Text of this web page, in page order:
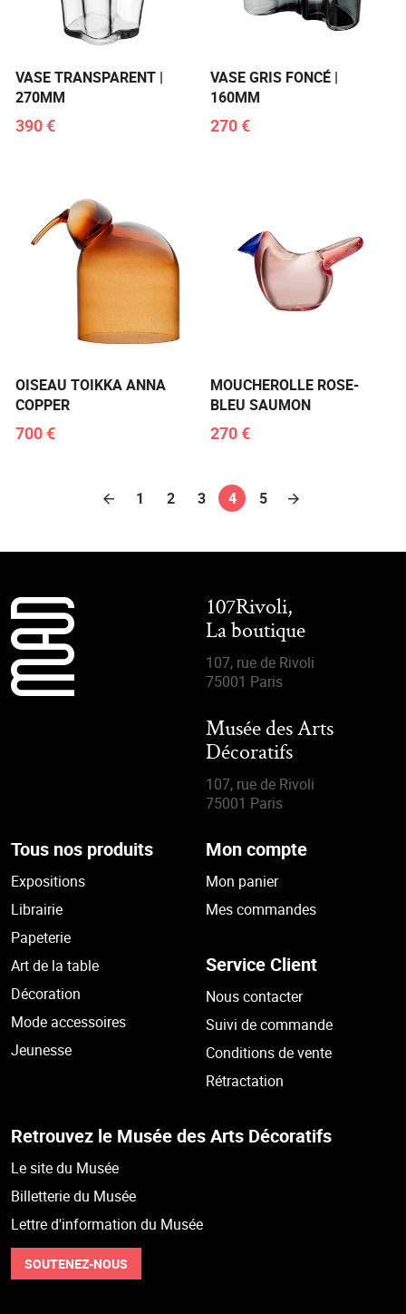
VASE TRANSPARENT |
270MM
390 €
VASE GRIS FONCÉ |
160MM
270 €
OISEAU TOIKKA ANNA
COPPER
700 €
MOUCHEROLLE ROSE-
BLEU SAUMON
270 €
1 2 3 4 5
107Rivoli,
La boutique
107, rue de Rivoli
75001 Paris
Musée des Arts
Décoratifs
107, rue de Rivoli
75001 Paris
Tous nos produits
Expositions
Librairie
Papeterie
Art de la table
Décoration
Mode accessoires
Jeunesse
Mon compte
Mon panier
Mes commandes
Service Client
Nous contacter
Suivi de commande
Conditions de vente
Rétractation
Retrouvez le Musée des Arts Décoratifs
Le site du Musée
Billetterie du Musée
Lettre d'information du Musée
SOUTENEZ-NOUS